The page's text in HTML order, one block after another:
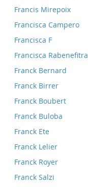
Francis Mirepoix
Francisca Campero
Francisca F
Francisca Rabenefitra
Franck Bernard
Franck Birrer
Franck Boubert
Franck Buloba
Franck Ete
Franck Lelier
Franck Royer
Franck Salzi